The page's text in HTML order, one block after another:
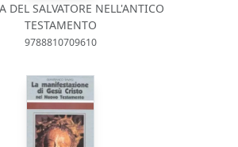
DEL SALVATORE NELL'ANTICO
TESTAMENTO
9788810709610